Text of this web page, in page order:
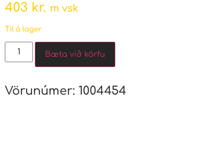
403 kr. m vsk
Til á lager
Bæta við körfu
Vörunúmer: 1004454